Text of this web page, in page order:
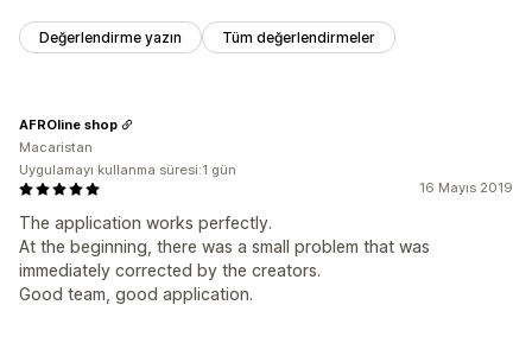
Değerlendirme yazın Tüm değerlendirmeler
16 Mayıs 2019
The application works perfectly.
At the beginning, there was a small problem that was
immediately corrected by the creators.
Good team, good application.
AFROline shop
Macaristan
Uygulamayı kullanma süresi:1 gün